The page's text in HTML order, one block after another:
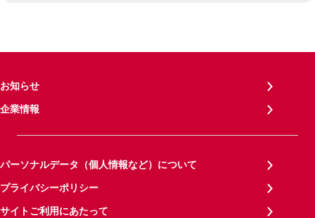
お知らせ
企業情報
パーソナルデータ（個人情報など）について
プライバシーポリシー
サイトご利用にあたって